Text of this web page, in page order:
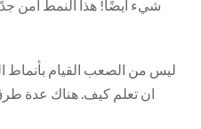
شيء أيضًا! هذا النمط آمن
ليس من الصعب القيام
ان تعلم كيف. هناك عدة